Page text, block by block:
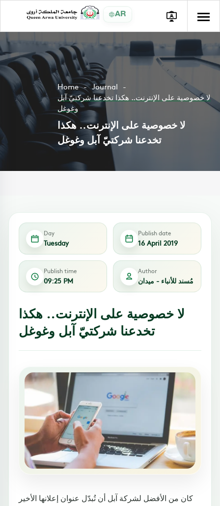
AR
Home
Journal
لا خصوصية على الإنترنت.. هكذا تخدعنا شركتيّ آبل
وغوغل
لا خصوصية على الإنترنت.. هكذا
تخدعنا شركتيّ آبل وغوغل
Day
Tuesday
Publish date
16 April 2019
Publish time
09:25 PM
Author
مُسند للأنباء - ميدان
لا خصوصية على الإنترنت.. هكذا
تخدعنا شركتيّ آبل وغوغل
كان من الأفضل لشركة آبل أن تُبدّل عنوان إعلانها الأخير